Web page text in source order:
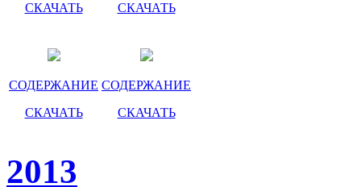
СКАЧАТЬ
СКАЧАТЬ
СОДЕРЖАНИЕ
СКАЧАТЬ
СОДЕРЖАНИЕ
СКАЧАТЬ
2013